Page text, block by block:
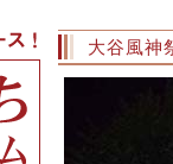
大谷風神